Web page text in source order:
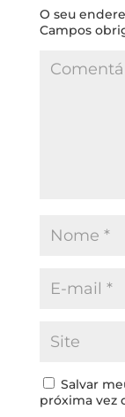
O seu
Campos
Salvar
próxima vez